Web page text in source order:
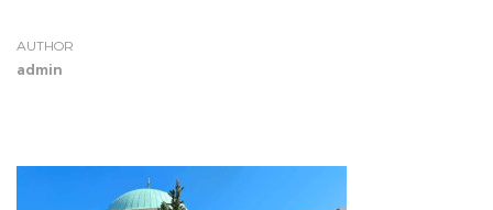
AUTHOR
admin